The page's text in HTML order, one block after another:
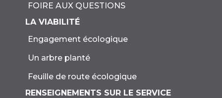
FOIRE AUX QUESTIONS
LA VIABILITÉ
Engagement écologique
Un arbre planté
Feuille de route écologique
RENSEIGNEMENTS SUR LE SERVICE